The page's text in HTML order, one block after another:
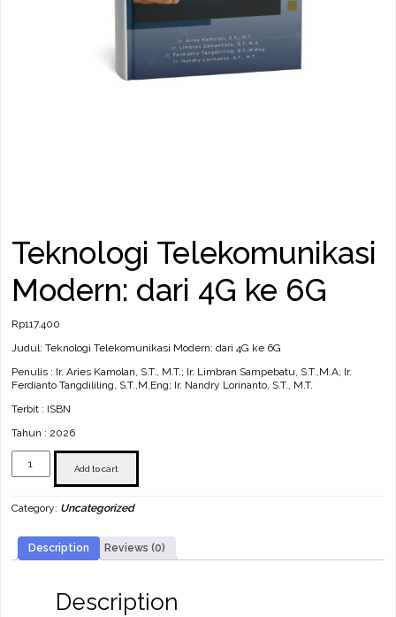
Teknologi Telekomunikasi
Modern: dari 4G ke 6G
Rp117.400
Judul: Teknologi Telekomunikasi Modern: dari 4G ke 6G
Penulis : Ir. Aries Kamolan, S.T., M.T.; Ir. Limbran Sampebatu, S.T.,M.A; Ir.
Ferdianto Tangdililing, S.T.,M.Eng; Ir. Nandry Lorinanto, S.T., M.T.
Terbit : ISBN
Tahun : 2026
Teknologi
Telekomunikasi
4G
6G
quantity
Add to cart
Category: Uncategorized
Description Reviews (0)
Description